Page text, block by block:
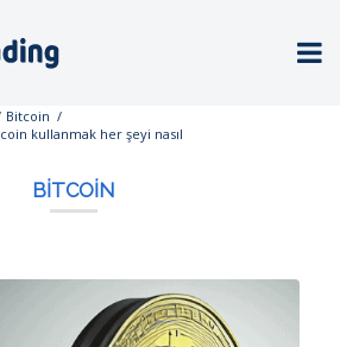
Bitcoin /
kullanmak her şeyi nasıl
BITCOIN